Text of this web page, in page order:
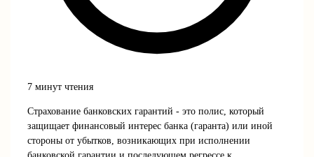
7 минут чтения
Страхование банковских гарантий - это полис, который
защищает финансовый интерес банка (гаранта) или иной
стороны от убытков, возникающих при исполнении